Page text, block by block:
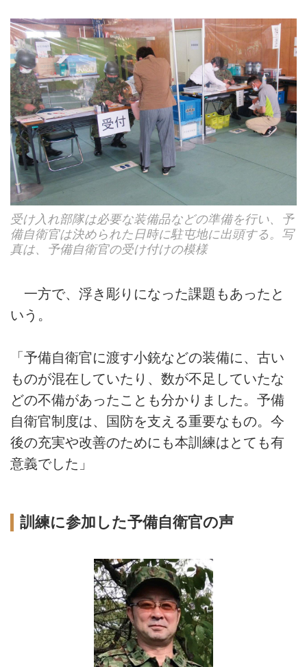
受け入れ部隊は必要な装備品などの準備を行い、予
備自衛官は決められた日時に駐屯地に出頭する。写
真は、予備自衛官の受け付けの模様
一方で、浮き彫りになった課題もあったと
いう。
「予備自衛官に渡す小銃などの装備に、古い
ものが混在していたり、数が不足していたな
どの不備があったことも分かりました。予備
自衛官制度は、国防を支える重要なもの。今
後の充実や改善のためにも本訓練はとても有
意義でした」
訓練に参加した予備自衛官の声